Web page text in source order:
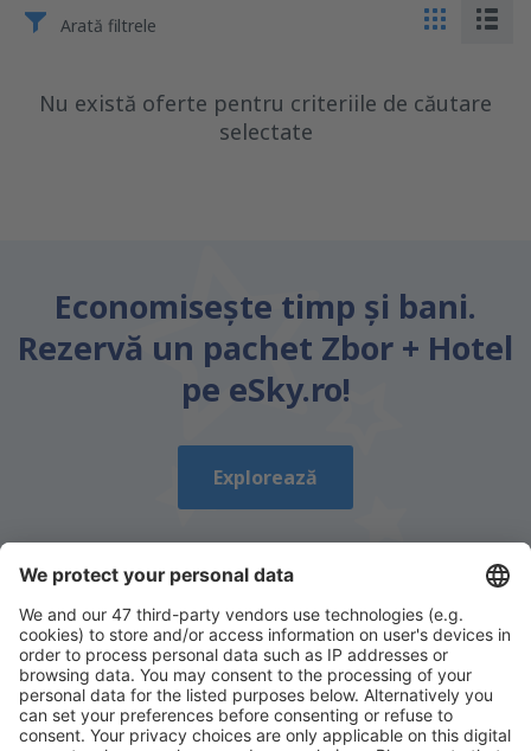
Arată filtrele
Nu există oferte pentru criteriile de căutare
selectate
Economiseşte timp și bani.
Rezervă un pachet Zbor + Hotel
pe eSky.ro!
Explorează
Descarcă aplicația noastrăși organizează-ţi